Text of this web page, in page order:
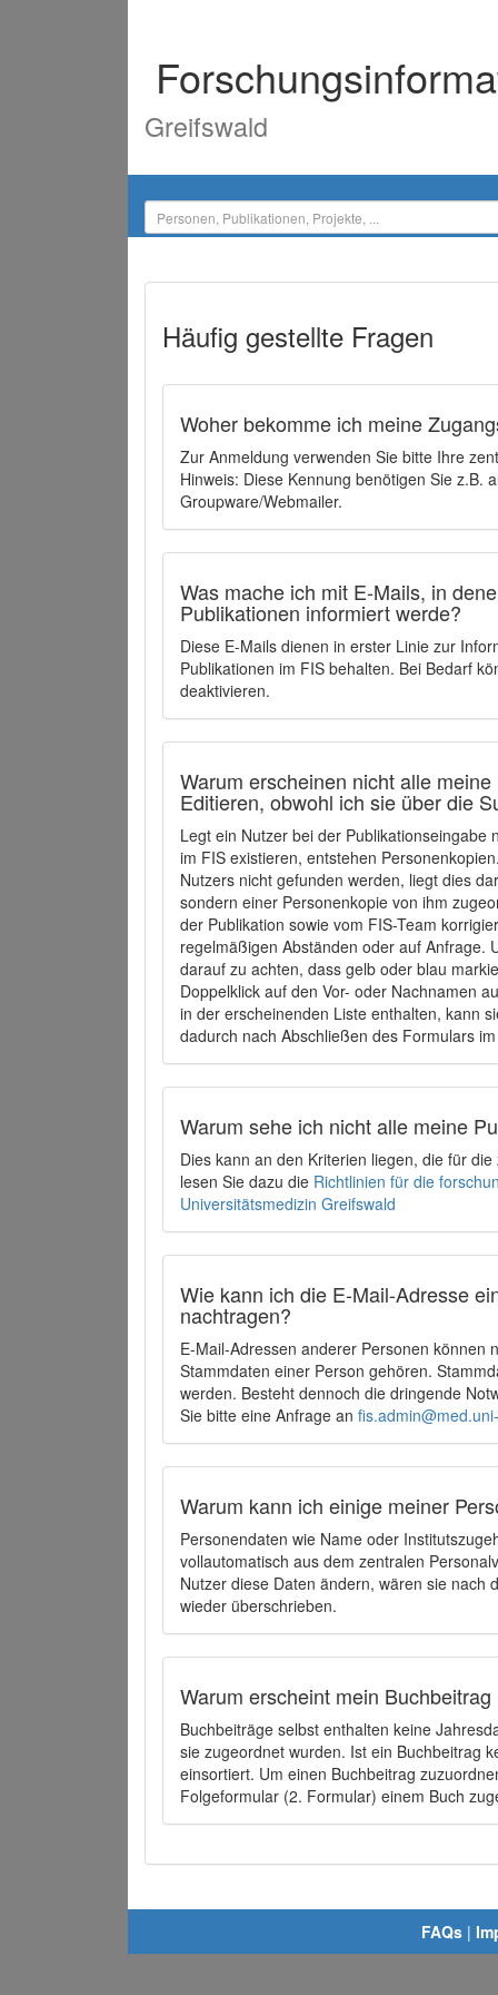
Greifswald
Häufig gestellte Fragen
Woher bekomme ich meine
Zur Anmeldung verwenden Sie bitte Ihre
Hinweis: Diese Kennung benötigen Sie z.B.
Groupware/Webmailer.
Was mache ich mit E-Mails, in
Publikationen informiert werde?
Diese E-Mails dienen in erster Linie zur
Publikationen im FIS behalten. Bei Bedarf
deaktivieren.
Warum erscheinen nicht alle
Editieren, obwohl ich sie über die
Legt ein Nutzer bei der
im FIS existieren, entstehen
Nutzers nicht gefunden werden, liegt dies
sondern einer Personenkopie von ihm
der Publikation sowie vom FIS-Team
regelmäßigen Abständen oder auf Anfrage.
darauf zu achten, dass gelb oder blau
Doppelklick auf den Vor- oder Nachnamen
in der erscheinenden Liste enthalten, kann
dadurch nach Abschließen des Formulars
Warum sehe ich nicht alle meine
Dies kann an den Kriterien liegen, die für
lesen Sie dazu die Richtlinien für die
Universitätsmedizin Greifswald
Wie kann ich die E-Mail-Adresse
nachtragen?
E-Mail-Adressen anderer Personen können
Stammdaten einer Person gehören.
werden. Besteht dennoch die dringende
Sie bitte eine Anfrage an
Warum kann ich einige meiner
Personendaten wie Name oder
vollautomatisch aus dem zentralen
Nutzer diese Daten ändern, wären sie
wieder überschrieben.
Warum erscheint mein
Buchbeiträge selbst enthalten keine
sie zugeordnet wurden. Ist ein Buchbeitrag
einsortiert. Um einen Buchbeitrag
Folgeformular (2. Formular) einem Buch
FAQs |